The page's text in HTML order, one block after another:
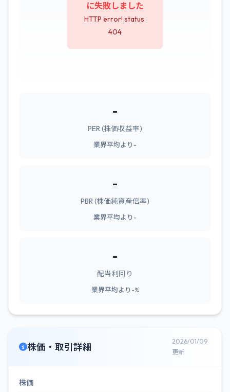
に失敗しました
HTTP error! status:
404
-
PER (株価収益率)
業界平均より-
-
PBR (株価純資産倍率)
業界平均より-
-
配当利回り
業界平均より-%
株価・取引詳細
2026/01/09
更新
株価